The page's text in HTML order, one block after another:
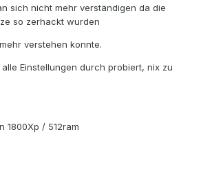
sich nicht mehr verständigen da die
so zerhackt wurden
verstehen konnte.
Einstellungen durch probiert, nix zu
1800Xp / 512ram